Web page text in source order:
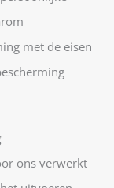
met de eisen
ons verwerkt